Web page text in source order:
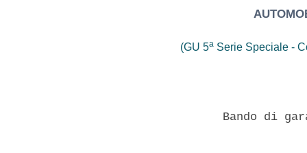
(GU 5a Serie Speciale -
Bando di